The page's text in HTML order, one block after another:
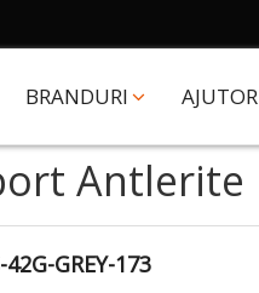
BRANDURI AJUTOR
Antlerite
GREY-173